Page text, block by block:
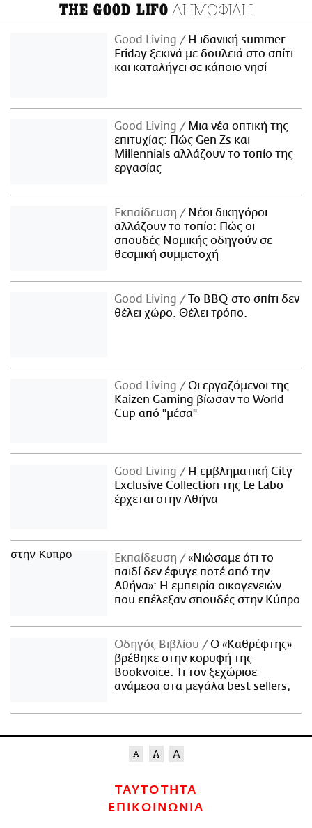
THE GOOD LIFO ΔΗΜΟΦΙΛΗ
Good Living
Η ιδανική summer
Friday ξεκινά με δουλειά στο σπίτι
και καταλήγει σε κάποιο νησί
Good Living
Μια νέα οπτική της
επιτυχίας: Πώς Gen Zs και
Millennials αλλάζουν το τοπίο της
εργασίας
Εκπαίδευση
Νέοι δικηγόροι
αλλάζουν το τοπίο: Πώς οι
σπουδές Νομικής οδηγούν σε
θεσμική συμμετοχή
Good Living
Το BBQ στο σπίτι δεν
θέλει χώρο. Θέλει τρόπο.
Good Living
Οι εργαζόμενοι της
Kaizen Gaming βίωσαν το World
Cup από "μέσα"
Good Living
Η εμβληματική City
Exclusive Collection της Le Labo
έρχεται στην Αθήνα
Εκπαίδευση
«Νιώσαμε ότι το
παιδί δεν έφυγε ποτέ από την
Αθήνα»: Η εμπειρία οικογενειών
που επέλεξαν σπουδές στην Κύπρο
Οδηγός Βιβλίου
Ο «Καθρέφτης»
βρέθηκε στην κορυφή της
Bookvoice. Τι τον ξεχώρισε
ανάμεσα στα μεγάλα best sellers;
ΤΑΥΤΟΤΗΤΑ
ΕΠΙΚΟΙΝΩΝΙΑ